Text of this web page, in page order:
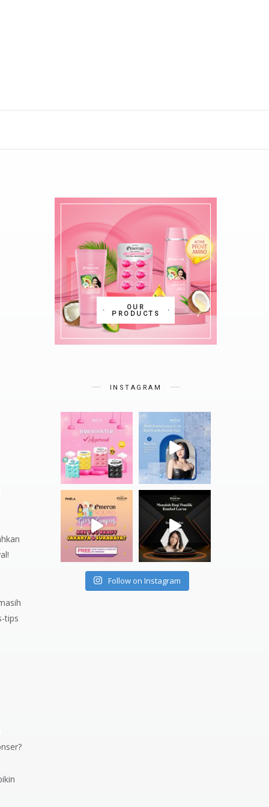
tips
OUR
PRODUCTS
INSTAGRAM
Follow on Instagram